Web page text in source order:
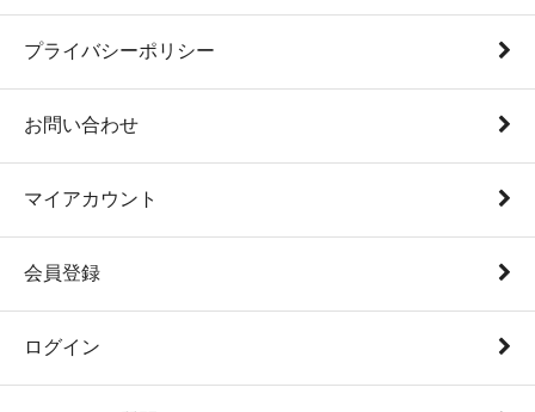
プライバシーポリシー
お問い合わせ
マイアカウント
会員登録
ログイン